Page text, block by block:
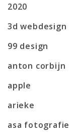
2020
3d webdesign
99 design
anton corbijn
apple
arieke
asa fotografie